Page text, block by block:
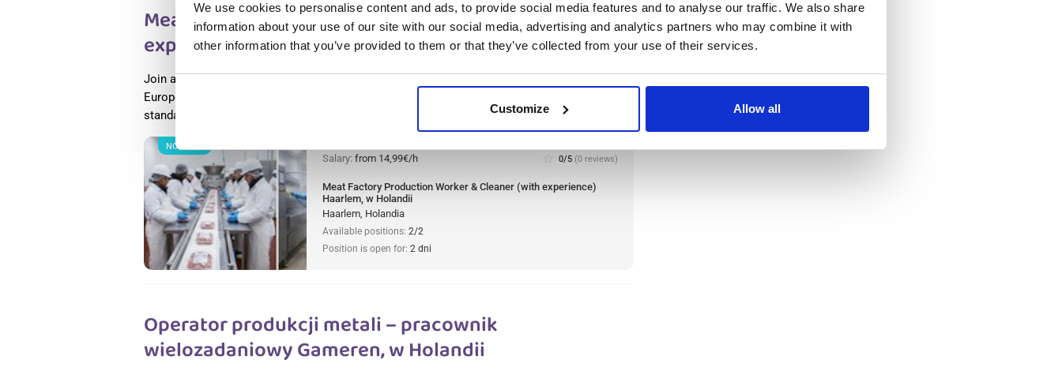
We use cookies to personalise content and ads, to provide social media features and to analyse our traffic. We also share
information about your use of our site with our social media, advertising and analytics partners who may combine it with
other information that you’ve provided to them or that they’ve collected from your use of their services.
Customize Allow all
Meat Factory Production Worker & Cleaner (with
experience) Haarlem, w Holandii
Join a world-leading food processing company and one of the largest meat producers in
Europe as a meat production worker and cleaner. The company is renowned for its high
standards of food safety, innovation, and commitment to quality.
Przeczytaj więcej
Salary: from 14,99€/h 0/5 (0 reviews)
Meat Factory Production Worker & Cleaner (with experience)
Haarlem, w Holandii
Haarlem, Holandia
Available positions: 2/2
Position is open for: 2 dni
NOWOŚĆ
Operator produkcji metali – pracownik
wielozadaniowy Gameren, w Holandii